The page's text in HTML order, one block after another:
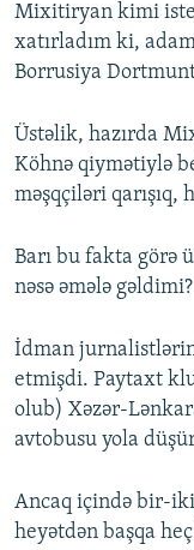
Mixitiryan kimi
xatırladım ki,
Borrusiya
Üstəlik, hazırda
Köhnə qiymətiylə
məşqçiləri qarışıq,
Barı bu fakta görə
nəsə əmələ gəldimi?
İdman
etmişdi. Paytaxt
olub) Xəzər-
avtobusu yola
Ancaq içində bir-
heyətdən başqa